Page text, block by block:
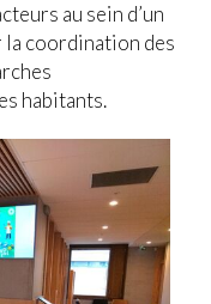
au sein d’un
coordination des
habitants.